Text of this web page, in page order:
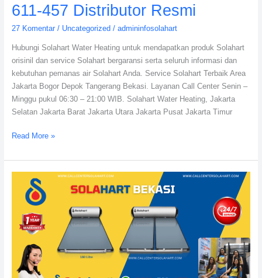
611-457 Distributor Resmi
27 Komentar / Uncategorized / admininfosolahart
Hubungi Solahart Water Heating untuk mendapatkan produk Solahart
orisinil dan service Solahart bergaransi serta seluruh informasi dan
kebutuhan pemanas air Solahart Anda. Service Solahart Terbaik Area
Jakarta Bogor Depok Tangerang Bekasi. Layanan Call Center Senin –
Minggu pukul 06:30 – 21:00 WIB. Solahart Water Heating, Jakarta
Selatan Jakarta Barat Jakarta Utara Jakarta Pusat Jakarta Timur
Read More »
Service
Solahart
Bekasi:
Distributor
resmi
Indonesia